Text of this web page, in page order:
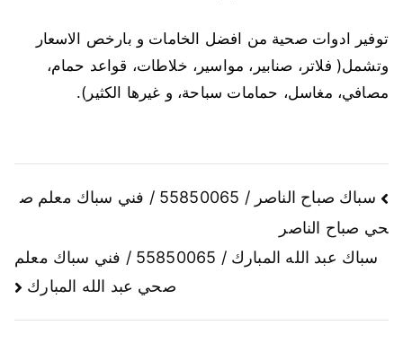
توفير ادوات صحية من افضل الخامات و بارخص الاسعار
وتشمل( فلاتر، صنابير، مواسير، خلاطات، قواعد حمام،
مصافي، مغاسل، حمامات سباحة، و غيرها الكثير).
سباك صباح الناصر / 55850065 / فني سباك معلم ص
حي صباح الناصر
سباك عبد الله المبارك / 55850065 / فني سباك معلم
صحي عبد الله المبارك